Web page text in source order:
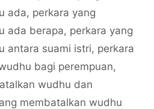
ada, perkara yang
ada berapa, perkara yang
antara suami istri, perkara
bagi perempuan,
wudhu dan
membatalkan wudhu